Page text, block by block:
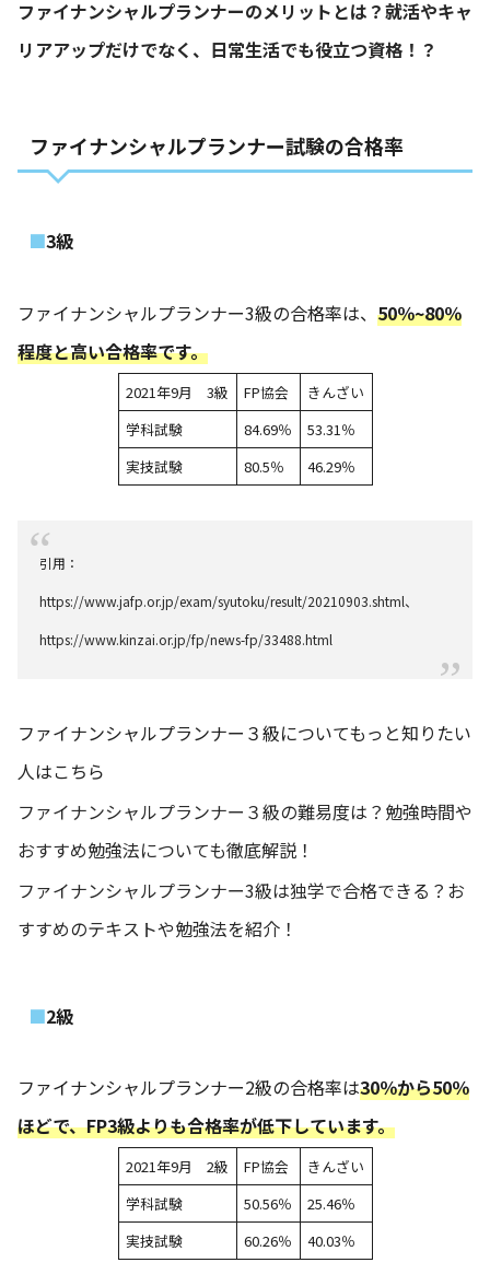
ファイナンシャルプランナーのメリットとは？就活やキャ
リアアップだけでなく、日常生活でも役立つ資格！？
ファイナンシャルプランナー試験の合格率
3級
ファイナンシャルプランナー3級の合格率は、 50％~80％
程度と高い合格率です。
2021年9月 3級 FP協会
きんざい
学科試験
84.69％
53.31％
実技試験
80.5％ 46.29％
引用：
https://www.jafp.or.jp/exam/syutoku/result/20210903.shtml、
https://www.kinzai.or.jp/fp/news-fp/33488.html
ファイナンシャルプランナー３級についてもっと知りたい
人はこちら
ファイナンシャルプランナー３級の難易度は？勉強時間や
おすすめ勉強法についても徹底解説！
ファイナンシャルプランナー3級は独学で合格できる？お
すすめのテキストや勉強法を紹介！
2級
ファイナンシャルプランナー2級の合格率は30％から50％
ほどで、FP3級よりも合格率が低下しています。
2021年9月 2級 FP協会
きんざい
学科試験
50.56％
25.46％
実技試験
60.26％ 40.03％